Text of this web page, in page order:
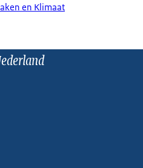
en Klimaat